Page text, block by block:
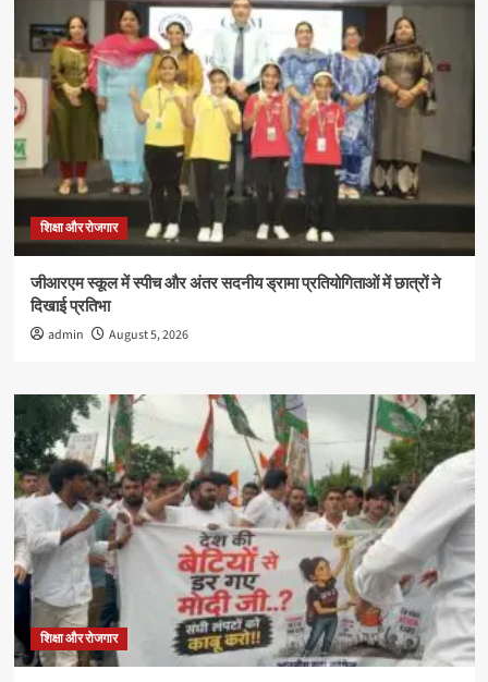
शिक्षा और रोजगार
जीआरएम स्कूल में स्पीच और अंतर सदनीय ड्रामा प्रतियोगिताओं में छात्रों ने
दिखाई प्रतिभा
admin August 5, 2026
शिक्षा और रोजगार